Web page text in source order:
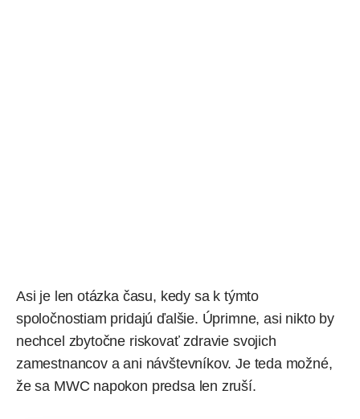
Asi je len otázka času, kedy sa k týmto
spoločnostiam pridajú ďalšie. Úprimne, asi nikto by
nechcel zbytočne riskovať zdravie svojich
zamestnancov a ani návštevníkov. Je teda možné,
že sa MWC napokon predsa len zruší.